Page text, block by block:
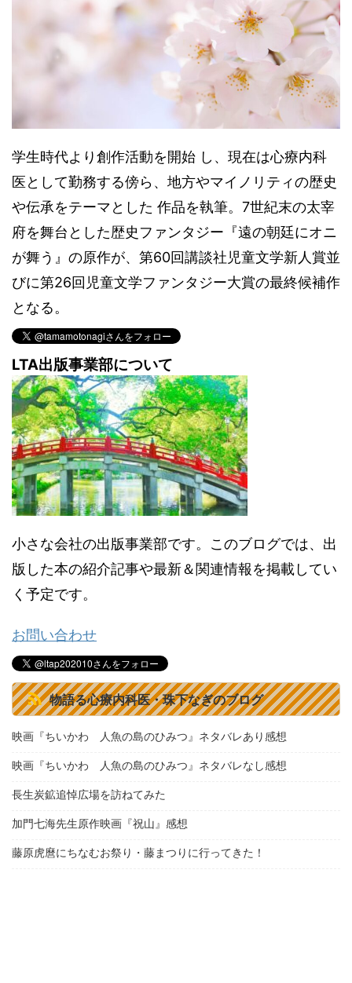
学生時代より創作活動を開始 し、現在は心療内科
医として勤務する傍ら、地方やマイノリティの歴史
や伝承をテーマとした 作品を執筆。7世紀末の太宰
府を舞台とした歴史ファンタジー『遠の朝廷にオニ
が舞う』の原作が、第60回講談社児童文学新人賞並
びに第26回児童文学ファンタジー大賞の最終候補作
となる。
LTA出版事業部について
小さな会社の出版事業部です。このブログでは、出
版した本の紹介記事や最新＆関連情報を掲載してい
く予定です。
お問い合わせ
物語る心療内科医・珠下なぎのブログ
映画『ちいかわ 人魚の島のひみつ』ネタバレあり感想
映画『ちいかわ 人魚の島のひみつ』ネタバレなし感想
長生炭鉱追悼広場を訪ねてみた
加門七海先生原作映画『祝山』感想
藤原虎麿にちなむお祭り・藤まつりに行ってきた！